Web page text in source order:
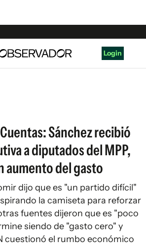
Login
Sánchez recibió
a diputados del MPP,
aumento del gasto
dijo que es "un partido difícil"
la camiseta para reforzar
fuentes dijeron que es "poco
siendo de "gasto cero" y
cuestionó el rumbo económico